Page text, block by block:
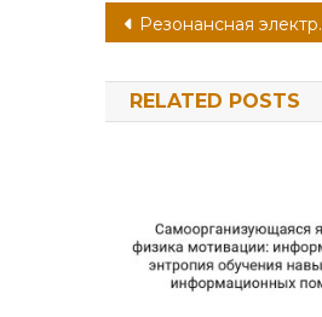
Навигация
по
записям
Резонансная электродинамика страсти: фрактальная размерность клавиатуры в масштабах городской экосистемы
RELATED POSTS